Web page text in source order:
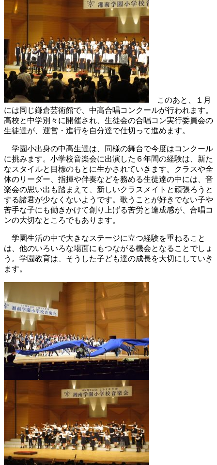
このあと、１月
には同じ鎌倉芸術館で、中高合唱コンクールが行われます。
高校と中学別々に開催され、生徒会の合唱コン実行委員会の
生徒達が、運営・進行を自分達で仕切って進めます。
学園小出身の中高生達は、同様の舞台で今度はコンクール
に挑みます。小学校音楽会に出演した６年間の経験は、新た
なスタイルと目標のもとに生かされていきます。クラスや全
体のリーダー、指揮や伴奏などを務める生徒達の中には、音
楽会の思い出も踏まえて、新しいクラスメイトと頑張ろうと
する諸君が少なくないようです。歌うことが好きでない子や
苦手な子にも働きかけて創り上げる苦労と達成感が、合唱コ
ンの大切なところでもあります。
学園生活の中で大きなステージに立つ経験を重ねること
は、他のいろいろな場面にもつながる機会となることでしょ
う。学園教育は、そうした子ども達の成長を大切にしていき
ます。